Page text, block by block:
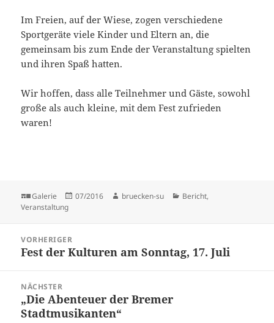
Im Freien, auf der Wiese, zogen verschiedene
Sportgeräte viele Kinder und Eltern an, die
gemeinsam bis zum Ende der Veranstaltung spielten
und ihren Spaß hatten.
Wir hoffen, dass alle Teilnehmer und Gäste, sowohl
große als auch kleine, mit dem Fest zufrieden
waren!
Format
Galerie
Veröffentlicht
07/2016 Autor
bruecken-su Kategorien
Bericht,
Veranstaltung
VORHERIGER
Vorheriger
Fest der Kulturen am Sonntag, 17. Juli
NÄCHSTER
Nächster
Beitrag:
„Die Abenteuer der Bremer
Stadtmusikanten“